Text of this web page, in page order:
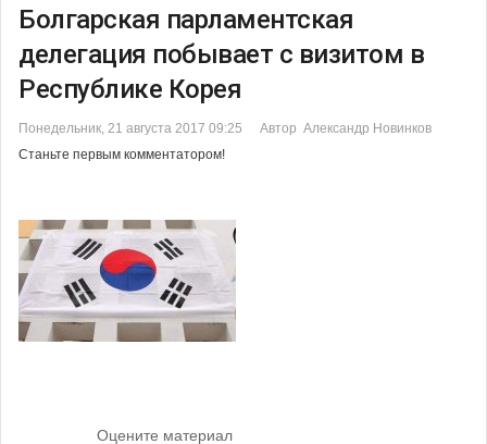
Болгарская парламентская
делегация побывает с визитом в
Республике Корея
Понедельник, 21 августа 2017 09:25
Автор Александр Новинков
Станьте первым комментатором!
Оцените материал